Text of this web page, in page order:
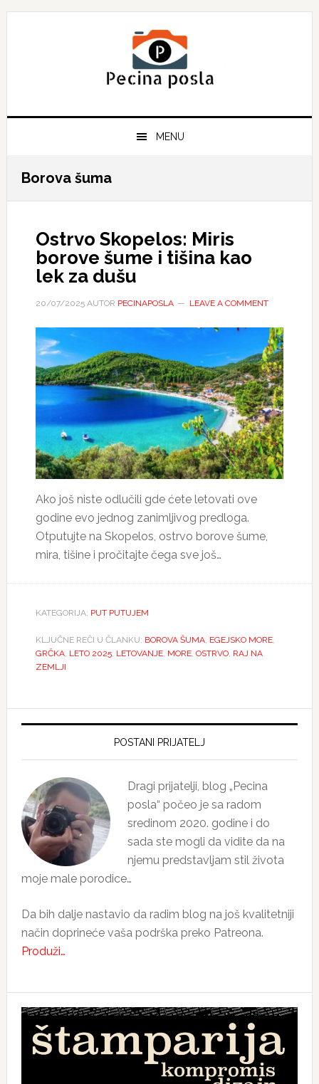
Skip
Skip
Skip
MENU
Borova šuma
Ostrvo Skopelos: Miris
borove šume i tišina kao
lek za dušu
20/07/2025AUTOR PECINAPOSLA LEAVE A COMMENT
Ako još niste odlučili gde ćete letovati ove
godine evo jednog zanimljivog predloga.
Otputujte na Skopelos, ostrvo borove šume,
mira, tišine i pročitajte čega sve još…
KATEGORIJA: PUT PUTUJEM
KLJUČNE REČI U ČLANKU: BOROVA ŠUMA, EGEJSKO MORE,
GRČKA, LETO 2025, LETOVANJE, MORE, OSTRVO, RAJ NA
ZEMLJI
Primary
POSTANI PRIJATELJ
Dragi prijatelji, blog „Pecina
posla“ počeo je sa radom
sredinom 2020. godine i do
sada ste mogli da vidite da na
njemu predstavljam stil života
moje male porodice…
Da bih dalje nastavio da radim blog na još kvalitetniji
način doprineće vaša podrška preko Patreona.
Produži…